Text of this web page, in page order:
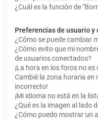
¿Cuál es la función de
Preferencias de usuario y
¿Cómo se puede cambiar
¿Cómo evito que mi
de usuarios conectados?
¡La hora en los foros no es
Cambié la zona horaria en
incorrecto!
¡Mi idioma no está en la
¿Qué es la imagen al lado
¿Cómo puedo mostrar un